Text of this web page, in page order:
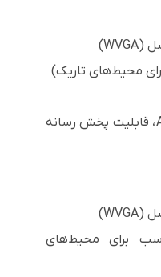
ویژگی‌ها: پشتیبانی از Android، قابلیت پخش رسانه
(مناسب برای محیط‌های